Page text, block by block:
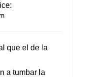
que el de la
a tumbar la